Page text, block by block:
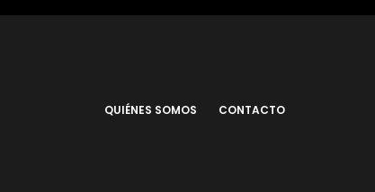
QUIÉNES SOMOS CONTACTO